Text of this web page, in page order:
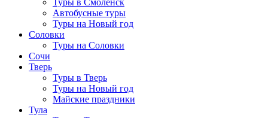
Автобусные туры
Туры на Новый год
Соловки
Туры на Соловки
Сочи
Тверь
Туры в Тверь
Туры на Новый год
Майские праздники
Тула